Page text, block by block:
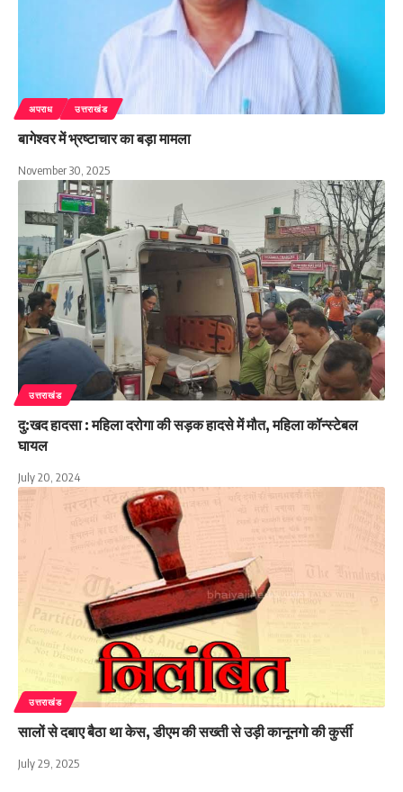
अपराध उत्तराखंड
बागेश्वर में भ्रष्टाचार का बड़ा मामला
November 30, 2025
उत्तराखंड
दु:खद हादसा : महिला दरोगा की सड़क हादसे में मौत, महिला कॉन्स्टेबल
घायल
July 20, 2024
उत्तराखंड
सालों से दबाए बैठा था केस, डीएम की सख्ती से उड़ी कानूनगो की कुर्सी
July 29, 2025